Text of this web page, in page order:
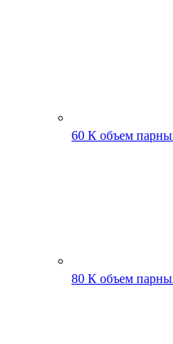
60 К объем
80 К объем